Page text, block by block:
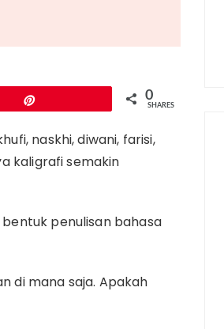
0
SHARES
naskhi, diwani, farisi,
kaligrafi semakin
penulisan bahasa
di mana saja. Apakah